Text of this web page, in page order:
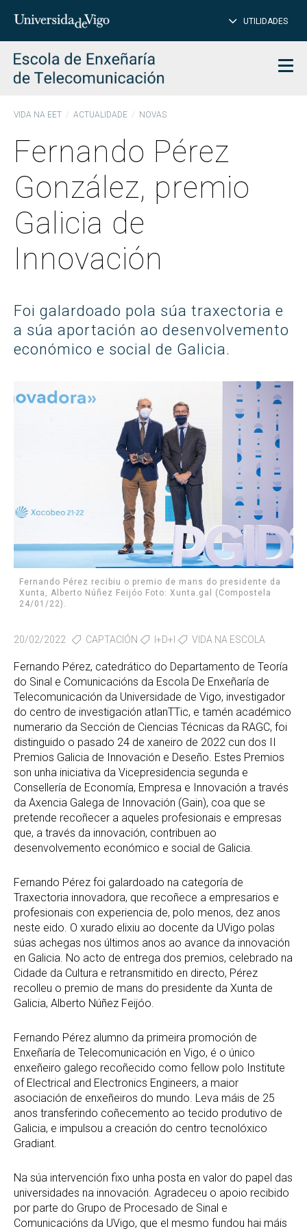
Introduce
para
buscar
UTILIDADES
VIDA NA EET ACTUALIDADE NOVAS
Fernando Pérez
González, premio
Galicia de
Innovación
Foi galardoado pola súa traxectoria e
a súa aportación ao desenvolvemento
económico e social de Galicia.
Fernando Pérez recibiu o premio de mans do presidente da
Xunta, Alberto Núñez Feijóo Foto: Xunta.gal (Compostela
24/01/22).
20/02/2022 CAPTACIÓN I+D+I VIDA NA ESCOLA
Fernando Pérez, catedrático do Departamento de Teoría
do Sinal e Comunicacións da Escola De Enxeñaría de
Telecomunicación da Universidade de Vigo, investigador
do centro de investigación atlanTTic, e tamén académico
numerario da Sección de Ciencias Técnicas da RAGC, foi
distinguido o pasado 24 de xaneiro de 2022 cun dos II
Premios Galicia de Innovación e Deseño. Estes Premios
son unha iniciativa da Vicepresidencia segunda e
Consellería de Economía, Empresa e Innovación a través
da Axencia Galega de Innovación (Gain), coa que se
pretende recoñecer a aqueles profesionais e empresas
que, a través da innovación, contribuen ao
desenvolvemento económico e social de Galicia.
Fernando Pérez foi galardoado na categoría de
Traxectoria innovadora, que recoñece a empresarios e
profesionais con experiencia de, polo menos, dez anos
neste eido. O xurado elixiu ao docente da UVigo polas
súas achegas nos últimos anos ao avance da innovación
en Galicia. No acto de entrega dos premios, celebrado na
Cidade da Cultura e retransmitido en directo, Pérez
recolleu o premio de mans do presidente da Xunta de
Galicia, Alberto Núñez Feijóo.
Fernando Pérez alumno da primeira promoción de
Enxeñaría de Telecomunicación en Vigo, é o único
enxeñeiro galego recoñecido como fellow polo Institute
of Electrical and Electronics Engineers, a maior
asociación de enxeñeiros do mundo. Leva máis de 25
anos transferindo coñecemento ao tecido produtivo de
Galicia, e impulsou a creación do centro tecnolóxico
Gradiant.
Na súa intervención fixo unha posta en valor do papel das
universidades na innovación. Agradeceu o apoio recibido
por parte do Grupo de Procesado de Sinal e
Comunicacións da UVigo, que el mesmo fundou hai máis